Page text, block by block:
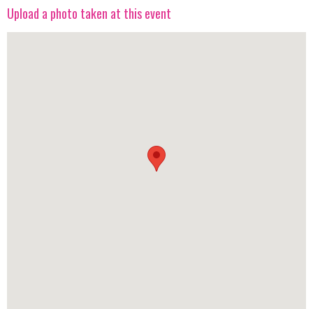
Upload a photo taken at this event